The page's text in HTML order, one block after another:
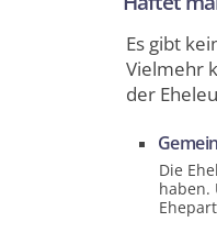
Es gibt
Vielmehr
der
Die
haben.